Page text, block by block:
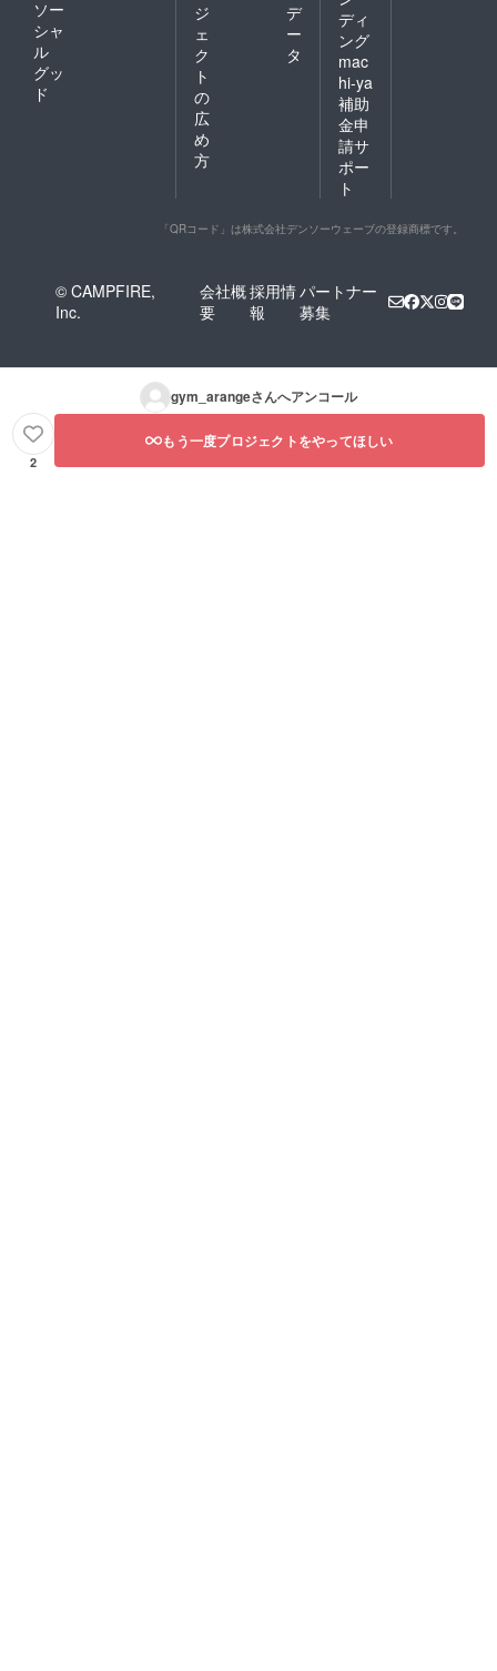
ソー
シャ
ル
グッ
ド
ジ
ェ
ク
ト
の
広
め
方
デ
ー
タ
ディ
ング
mac
hi-ya
補助
金申
請サ
ポー
ト
「QRコード」は株式会社デンソーウェーブの登録商標です。
© CAMPFIRE,
Inc.
会社概
要
採用情
報
パートナー
募集
gym_arangeさんへアンコール
2
もう一度プロジェクトをやってほしい